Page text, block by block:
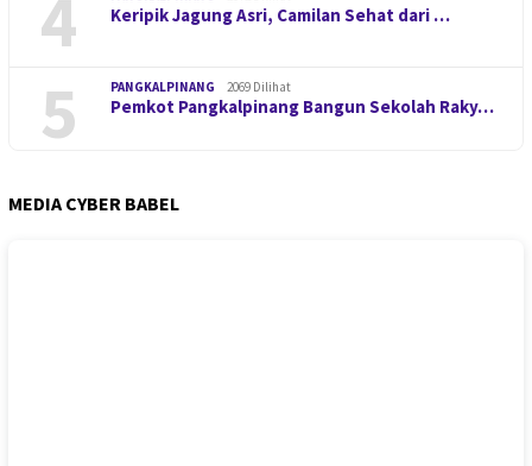
4 Keripik Jagung Asri, Camilan Sehat dari …
5 PANGKALPINANG 2069 Dilihat
Pemkot Pangkalpinang Bangun Sekolah Raky…
MEDIA CYBER BABEL